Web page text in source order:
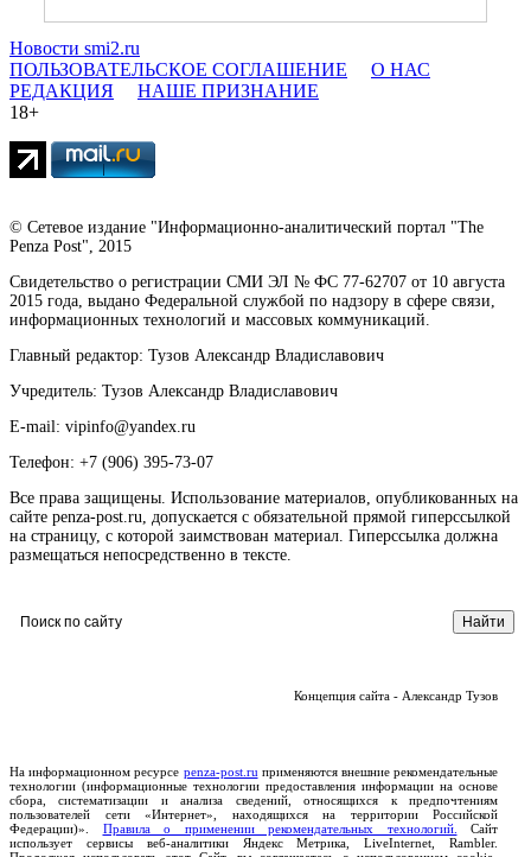
Новости smi2.ru
ПОЛЬЗОВАТЕЛЬСКОЕ СОГЛАШЕНИЕ
О НАС
РЕДАКЦИЯ
НАШЕ ПРИЗНАНИЕ
18+
© Сетевое издание "Информационно-аналитический портал "The
Penza Post", 2015
Свидетельство о регистрации СМИ ЭЛ № ФС 77-62707 от 10 августа
2015 года, выдано Федеральной службой по надзору в сфере связи,
информационных технологий и массовых коммуникаций.
Главный редактор: Тузов Александр Владиславович
Учредитель: Тузов Александр Владиславович
E-mail: vipinfo@yandex.ru
Телефон: +7 (906) 395-73-07
Все права защищены. Использование материалов, опубликованных на
сайте penza-post.ru, допускается с обязательной прямой гиперссылкой
на страницу, с которой заимствован материал. Гиперссылка должна
размещаться непосредственно в тексте.
Концепция сайта - Александр Тузов
На информационном ресурсе penza-post.ru применяются внешние рекомендательные
технологии (информационные технологии предоставления информации на основе
сбора, систематизации и анализа сведений, относящихся к предпочтениям
пользователей сети «Интернет», находящихся на территории Российской
Федерации)». Правила о применении рекомендательных технологий.
Сайт
использует сервисы веб-аналитики Яндекс Метрика, LiveInternet, Rambler.